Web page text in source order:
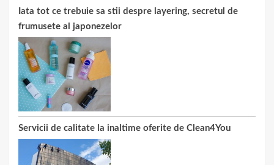
Iata tot ce trebuie sa stii despre layering, secretul de
frumusete al japonezelor
Servicii de calitate la inaltime oferite de Clean4You